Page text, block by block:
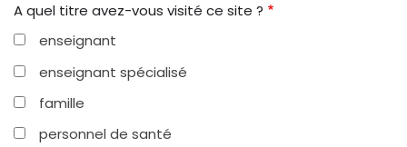
A quel titre avez-vous visité ce site ?
enseignant
enseignant spécialisé
famille
personnel de santé